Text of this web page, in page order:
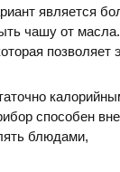
является
чашу от
позволяет
способен
блюдами,